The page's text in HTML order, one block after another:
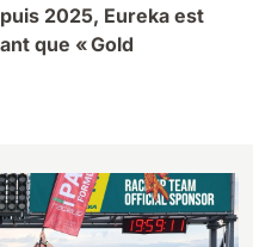
m²/h
2025, Eureka est
que « Gold